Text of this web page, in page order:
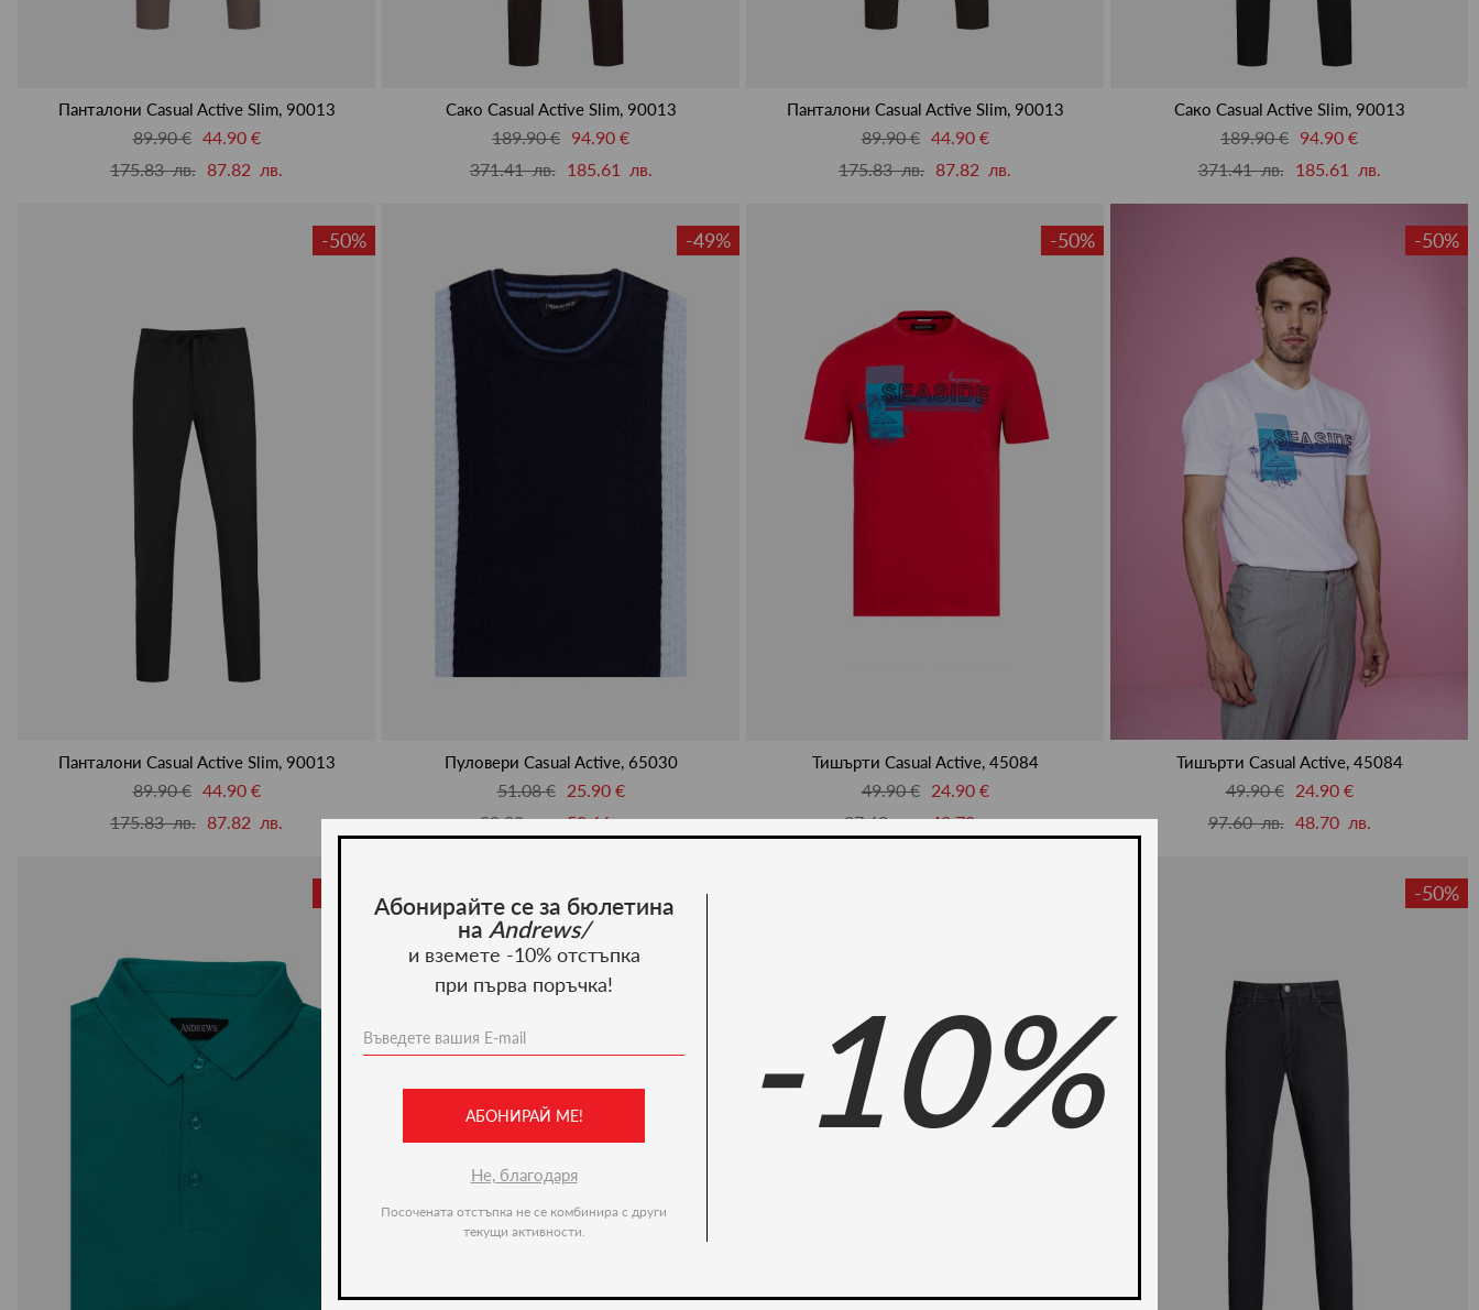
Панталони Casual Active Slim, 90013
89.90 € 44.90 €
175.83 лв. 87.82 лв.
Сако Casual Active Slim, 90013
189.90 € 94.90 €
371.41 лв.
185.61 лв.
Панталони Casual Active Slim, 90013
89.90 € 44.90 €
175.83 лв. 87.82 лв.
Сако Casual Active Slim, 90013
189.90 € 94.90 €
371.41 лв.
185.61 лв.
-50%
Панталони Casual Active Slim, 90013
89.90 € 44.90 €
175.83 лв. 87.82 лв.
-49%
Пуловери Casual Active, 65030
51.08 €
25.90 €
99.90 лв. 50.66 лв.
-50%
Тишърти Casual Active, 45084
49.90 €
24.90 €
97.60 лв. 48.70 лв.
-50%
Тишърти Casual Active, 45084
49.90 €
24.90 €
97.60 лв. 48.70 лв.
-50% -50%
Абонирайте се за бюлетина
на Andrews/
и вземете -10% отстъпка
при първа поръчка!
АБОНИРАЙ МЕ!
Не, благодаря
Посочената отстъпка не се комбинира с други
текущи активности.
-10%